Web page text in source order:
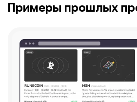
Примеры прошлых